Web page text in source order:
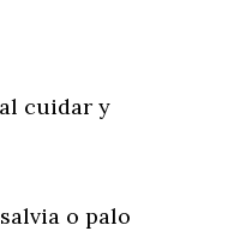
cuidar y
o palo